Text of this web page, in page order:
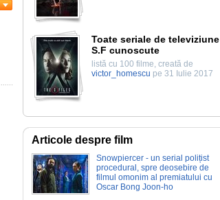
Toate seriale de televiziune
S.F cunoscute
listă cu 100 filme, creată de
victor_homescu pe 31 Iulie 2017
Articole despre film
Snowpiercer - un serial polițist
procedural, spre deosebire de
filmul omonim al premiatului cu
Oscar Bong Joon-ho